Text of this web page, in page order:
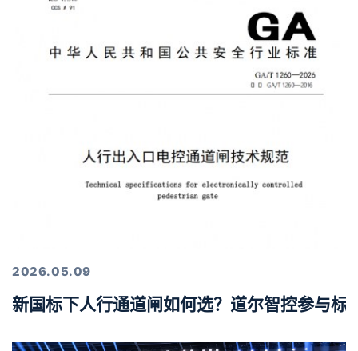
2026.05.09
新国标下人行通道闸如何选？道尔智控参与标